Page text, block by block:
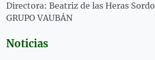
Directora: Beatriz de las Heras Sordo
GRUPO VAUBÁN
Noticias